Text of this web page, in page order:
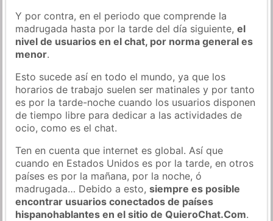
Y por contra, en el periodo que comprende la
madrugada hasta por la tarde del día siguiente,el
nivel de usuarios en el chat, por norma general es
menor.
Esto sucede así en todo el mundo, ya que los
horarios de trabajo suelen ser matinales y por tanto
es por la tarde-noche cuando los usuarios disponen
de tiempo libre para dedicar a las actividades de
ocio, como es el chat.
Ten en cuenta que internet es global. Así que
cuando en Estados Unidos es por la tarde, en otros
países es por la mañana, por la noche, ó
madrugada… Debido a esto,siempre es posible
encontrar usuarios conectados de países
hispanohablantes en el sitio de QuieroChat.Com.